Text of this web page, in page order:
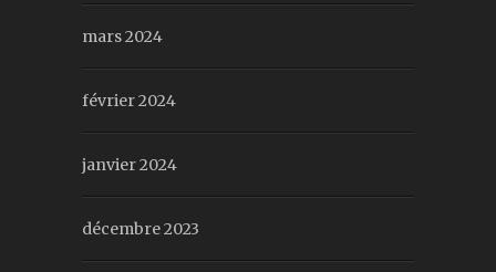
mars 2024
février 2024
janvier 2024
décembre 2023